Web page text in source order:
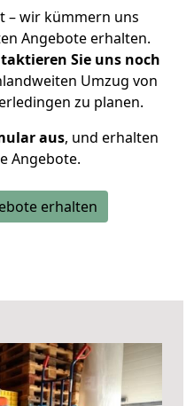
– wir kümmern uns
Angebote erhalten.
Sie uns noch
Umzug von
zu planen.
aus, und erhalten
Angebote.
erhalten